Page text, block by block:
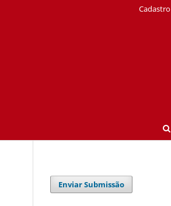
Cadastro
Enviar Submissão